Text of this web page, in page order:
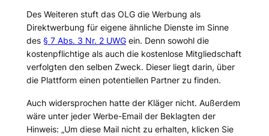
Des Weiteren stuft das OLG die Werbung als
Direktwerbung für eigene ähnliche Dienste im Sinne
des § 7 Abs. 3 Nr. 2 UWGein. Denn sowohl die
kostenpflichtige als auch die kostenlose Mitgliedschaft
verfolgten den selben Zweck. Dieser liegt darin, über
die Plattform einen potentiellen Partner zu finden.
Auch widersprochen hatte der Kläger nicht. Außerdem
wäre unter jeder Werbe-Email der Beklagten der
Hinweis: „Um diese Mail nicht zu erhalten, klicken Sie